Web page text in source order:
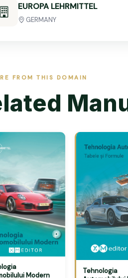
EUROPA LEHRMITTEL
GERMANY
FROM THIS DOMAIN
Modern
Tehnologia